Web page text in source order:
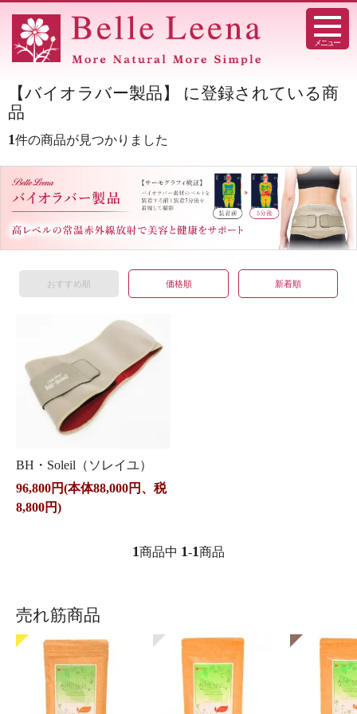
メニュー
【バイオラバー製品】 に登録されている商
品
1件の商品が見つかりました
おすすめ順 価格順 新着順
BH・Soleil（ソレイユ）
96,800円(本体88,000円、税
8,800円)
1商品中 1-1商品
売れ筋商品